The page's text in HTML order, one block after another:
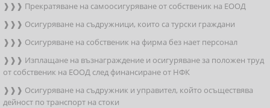
❱❱❱ Прекратяване на самоосигуряване от собственик на ЕООД
❱❱❱ Осигуряване на съдружници, които са турски граждани
❱❱❱ Осигуряване на собственик на фирма без нает персонал
❱❱❱ Изплащане на възнаграждение и осигуряване за положен труд
от собственик на ЕООД след финансиране от НФК
❱❱❱ Осигуряване на съдружник и управител, който осъществява
дейност по транспорт на стоки